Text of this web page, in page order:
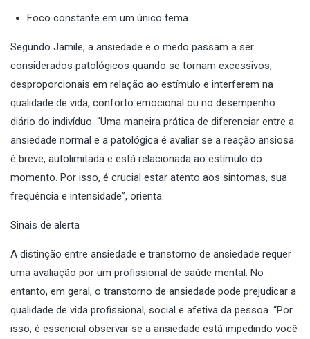
Foco constante em um único tema.
Segundo Jamile, a ansiedade e o medo passam a ser
considerados patológicos quando se tornam excessivos,
desproporcionais em relação ao estímulo e interferem na
qualidade de vida, conforto emocional ou no desempenho
diário do indivíduo. “Uma maneira prática de diferenciar entre a
ansiedade normal e a patológica é avaliar se a reação ansiosa
é breve, autolimitada e está relacionada ao estímulo do
momento. Por isso, é crucial estar atento aos sintomas, sua
frequência e intensidade”, orienta.
Sinais de alerta
A distinção entre ansiedade e transtorno de ansiedade requer
uma avaliação por um profissional de saúde mental. No
entanto, em geral, o transtorno de ansiedade pode prejudicar a
qualidade de vida profissional, social e afetiva da pessoa. “Por
isso, é essencial observar se a ansiedade está impedindo você